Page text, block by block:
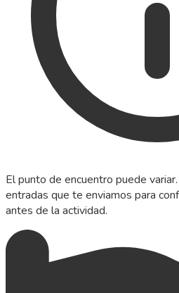
El punto de encuentro puede
entradas que te enviamos para
antes de la actividad.